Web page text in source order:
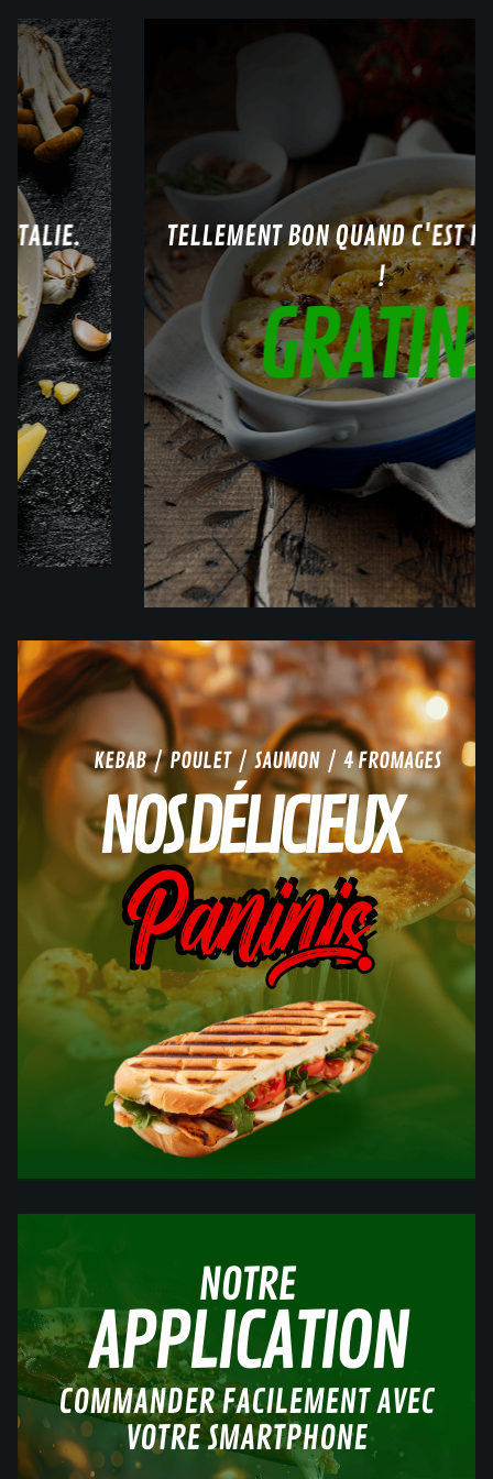
TELLEMENT BON QUAND C'EST FAIT MAISON
!
GRATINS
KEBAB / POULET / SAUMON / 4 FROMAGES
NOS DÉLICIEUX
Paninis
NOTRE
APPLICATION
COMMANDER FACILEMENT AVEC
VOTRE SMARTPHONE